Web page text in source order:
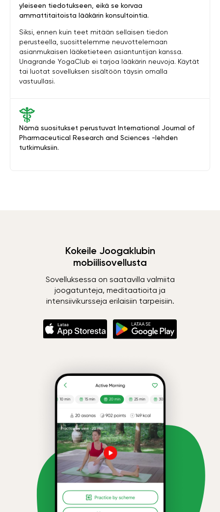
Nämä suositukset perustuvat International Journal of
Pharmaceutical Research and Sciences -lehden
tutkimuksiin.
yleiseen tiedotukseen, eikä se korvaa
ammattitaitoista lääkärin konsultointia.
Siksi, ennen kuin teet mitään sellaisen tiedon
perusteella, suosittelemme neuvottelemaan
asianmukaisen lääketieteen asiantuntijan kanssa.
Unagrande YogaClub ei tarjoa lääkärin neuvoja. Käytät
tai luotat sovelluksen sisältöön täysin omalla
vastuullasi.
Kokeile Joogaklubin
mobiilisovellusta
Sovelluksessa on saatavilla valmiita
joogatunteja, meditaatioita ja
intensiivikursseja erilaisiin tarpeisiin.